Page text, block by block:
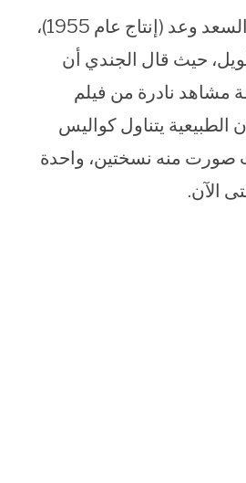
ثم توالت بعدها النوادر، حيث نشر الجندي أغنية أخرى مفقودة من فيلم السعد وعد (إنتاج عام 1955)،
حيث قال الجندي أن
مشاهد نادرة من فيلم
بالألوان الطبيعية يتناول كواليس
صورت منه نسختين، واحدة
الآن.